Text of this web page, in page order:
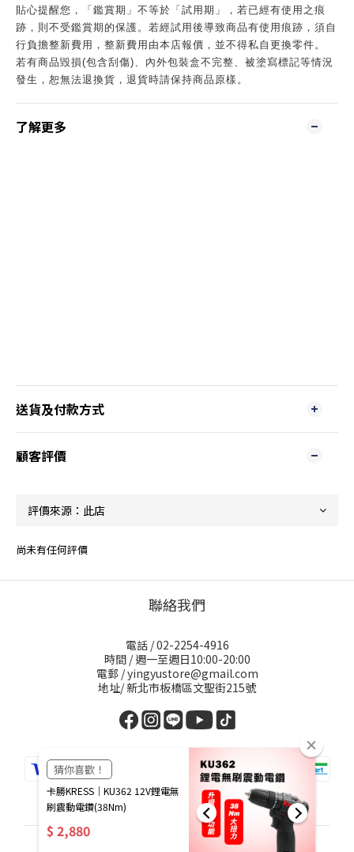
貼心提醒您，「鑑賞期」不等於「試用期」，若已經有使用之痕
跡，則不受鑑賞期的保護。若經試用後導致商品有使用痕跡，須自
行負擔整新費用，整新費用由本店報價，並不得私自更換零件。
若有商品毀損(包含刮傷)、內外包裝盒不完整、被塗寫標記等情況
發生，恕無法退換貨，退貨時請保持商品原樣。
了解更多
送貨及付款方式
顧客評價
尚未有任何評價
聯絡我們
電話 / 02-2254-4916
時間 / 週一至週日10:00-20:00
電郵 / yingyustore@gmail.com
地址/ 新北市板橋區文聖街215號